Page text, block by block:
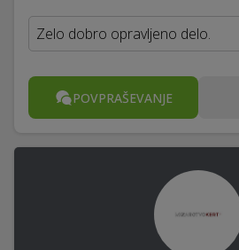
Zelo dobro opravljeno delo.
POVPRAŠEVANJE